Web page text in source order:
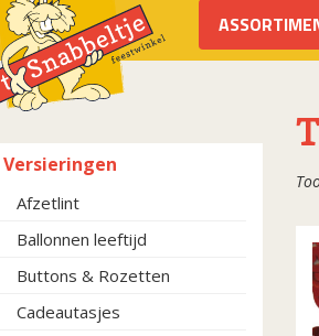
Versieringen
Afzetlint
Ballonnen leeftijd
Buttons & Rozetten
Cadeautasjes